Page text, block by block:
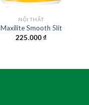
NỘI THẤT
Maxilite Smooth 5lít
225.000₫